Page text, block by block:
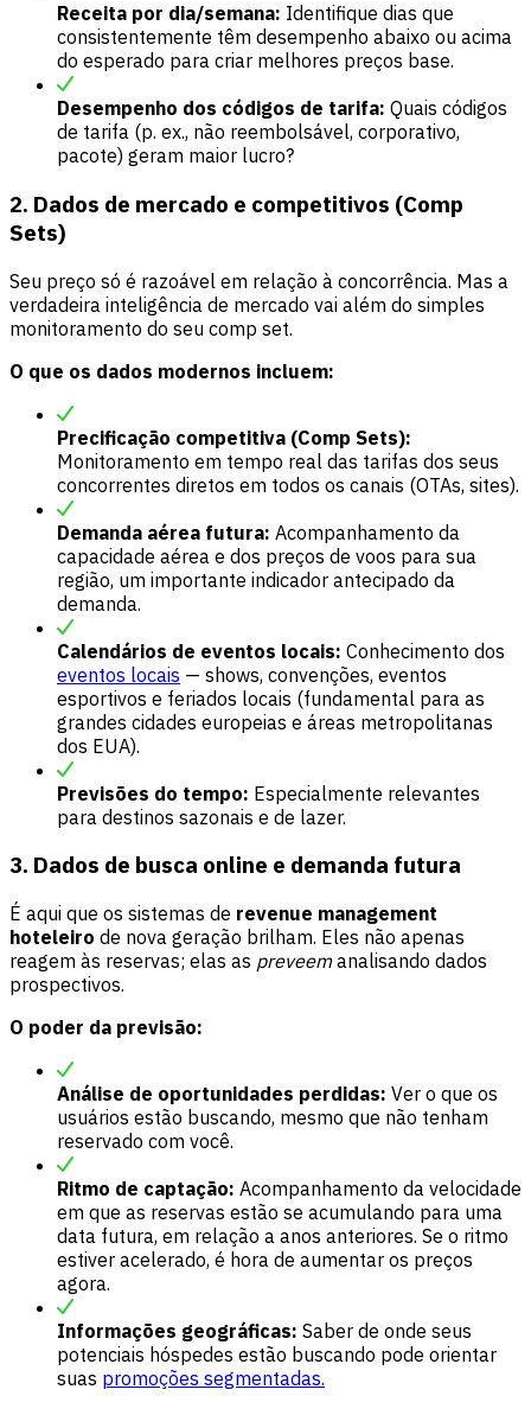
Receita por dia/semana: Identifique dias que
consistentemente têm desempenho abaixo ou acima
do esperado para criar melhores preços base.
Desempenho dos códigos de tarifa: Quais códigos
de tarifa (p. ex., não reembolsável, corporativo,
pacote) geram maior lucro?
2. Dados de mercado e competitivos (Comp
Sets)
Seu preço só é razoável em relação à concorrência. Mas a
verdadeira inteligência de mercado vai além do simples
monitoramento do seu comp set.
O que os dados modernos incluem:
Precificação competitiva (Comp Sets):
Monitoramento em tempo real das tarifas dos seus
concorrentes diretos em todos os canais (OTAs, sites).
Demanda aérea futura: Acompanhamento da
capacidade aérea e dos preços de voos para sua
região, um importante indicador antecipado da
demanda.
Calendários de eventos locais: Conhecimento dos
eventos locais — shows, convenções, eventos
esportivos e feriados locais (fundamental para as
grandes cidades europeias e áreas metropolitanas
dos EUA).
Previsões do tempo: Especialmente relevantes
para destinos sazonais e de lazer.
3. Dados de busca online e demanda futura
É aqui que os sistemas de revenue management
hoteleiro de nova geração brilham. Eles não apenas
reagem às reservas; elas as preveemanalisando dados
prospectivos.
O poder da previsão:
Análise de oportunidades perdidas: Ver o que os
usuários estão buscando, mesmo que não tenham
reservado com você.
Ritmo de captação: Acompanhamento da velocidade
em que as reservas estão se acumulando para uma
data futura, em relação a anos anteriores. Se o ritmo
estiver acelerado, é hora de aumentar os preços
agora.
Informações geográficas: Saber de onde seus
potenciais hóspedes estão buscando pode orientar
suas promoções segmentadas.